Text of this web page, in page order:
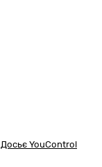
Досьє YouControl